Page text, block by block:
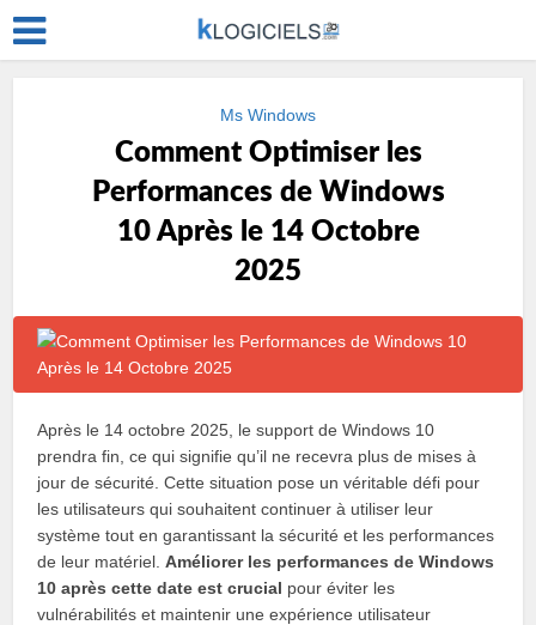
Ms Windows
Comment Optimiser les
Performances de Windows
10 Après le 14 Octobre
2025
Après le 14 octobre 2025, le support de Windows 10
prendra fin, ce qui signifie qu’il ne recevra plus de mises à
jour de sécurité. Cette situation pose un véritable défi pour
les utilisateurs qui souhaitent continuer à utiliser leur
système tout en garantissant la sécurité et les performances
de leur matériel.Améliorer les performances de Windows
10 après cette date est crucial pour éviter les
vulnérabilités et maintenir une expérience utilisateur